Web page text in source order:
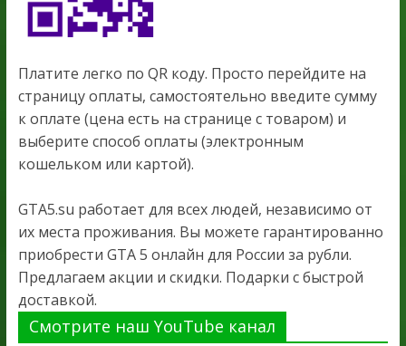
Платите легко по QR коду. Просто перейдите на
страницу оплаты, самостоятельно введите сумму
к оплате (цена есть на странице с товаром) и
выберите способ оплаты (электронным
кошельком или картой).
GTA5.su работает для всех людей, независимо от
их места проживания. Вы можете гарантированно
приобрести GTA 5 онлайн для России за рубли.
Предлагаем акции и скидки. Подарки с быстрой
доставкой.
Смотрите наш YouTube канал